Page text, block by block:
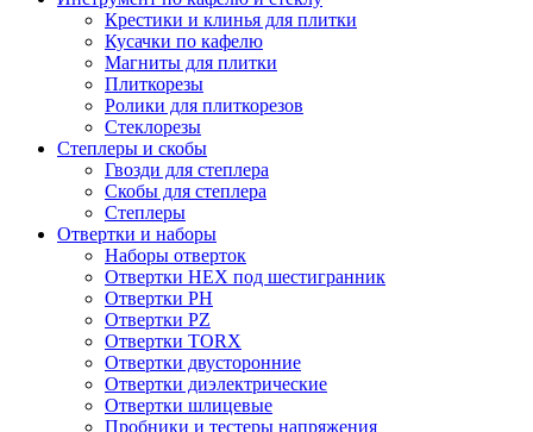
Крестики и клинья для плитки
Кусачки по кафелю
Магниты для плитки
Плиткорезы
Ролики для плиткорезов
Стеклорезы
Степлеры и скобы
Гвозди для степлера
Скобы для степлера
Степлеры
Отвертки и наборы
Наборы отверток
Отвертки HEX под шестигранник
Отвертки PH
Отвертки PZ
Отвертки TORX
Отвертки двусторонние
Отвертки диэлектрические
Отвертки шлицевые
Пробники и тестеры напряжения